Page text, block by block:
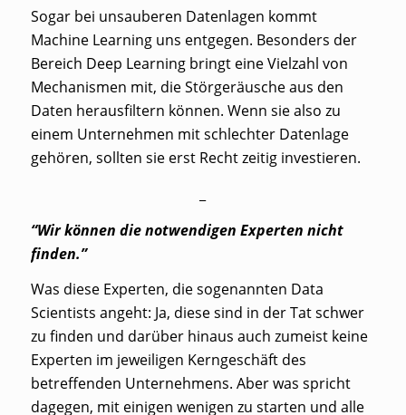
Sogar bei unsauberen Datenlagen kommt
Machine Learning uns entgegen. Besonders der
Bereich Deep Learning bringt eine Vielzahl von
Mechanismen mit, die Störgeräusche aus den
Daten herausfiltern können. Wenn sie also zu
einem Unternehmen mit schlechter Datenlage
gehören, sollten sie erst Recht zeitig investieren.
“Wir können die notwendigen Experten nicht
finden.”
Was diese Experten, die sogenannten Data
Scientists angeht: Ja, diese sind in der Tat schwer
zu finden und darüber hinaus auch zumeist keine
Experten im jeweiligen Kerngeschäft des
betreffenden Unternehmens. Aber was spricht
dagegen, mit einigen wenigen zu starten und alle